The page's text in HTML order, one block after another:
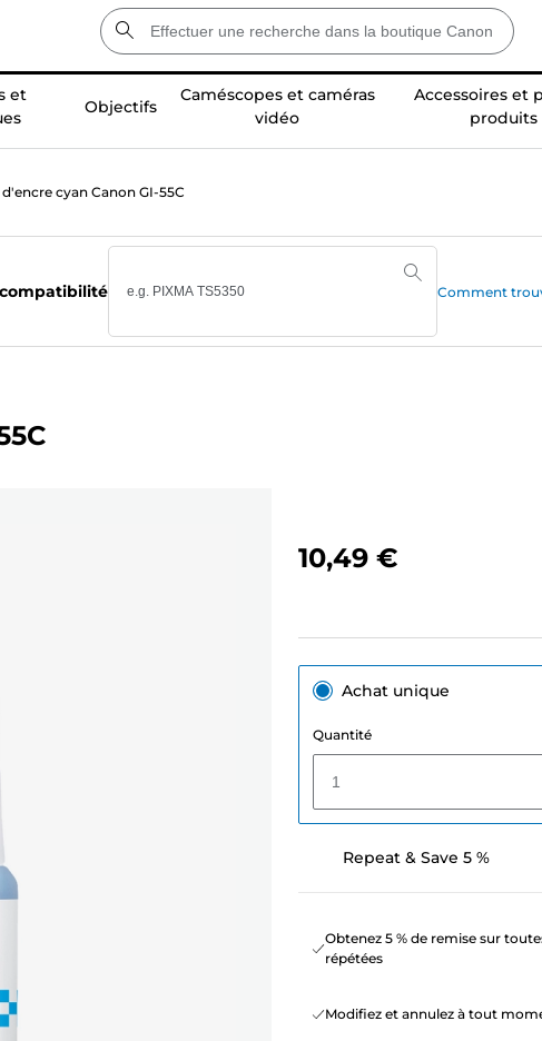
et
Objectifs
Caméscopes et caméras
vidéo
Accessoires et
produits
cyan Canon GI-55C
Comment
10,49 €
Achat unique
Quantité
1
Repeat & Save 5 %
Obtenez 5 % de remise sur
répétées
Modifiez et annulez à tout